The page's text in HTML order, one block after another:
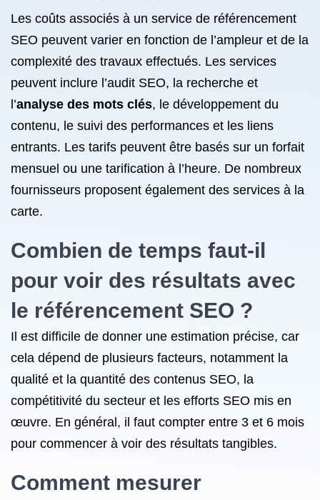
Les coûts associés à un service de référencement
SEO peuvent varier en fonction de l’ampleur et de la
complexité des travaux effectués. Les services
peuvent inclure l’audit SEO, la recherche et
l’analyse des mots clés, le développement du
contenu, le suivi des performances et les liens
entrants. Les tarifs peuvent être basés sur un forfait
mensuel ou une tarification à l’heure. De nombreux
fournisseurs proposent également des services à la
carte.
Combien de temps faut-il
pour voir des résultats avec
le référencement SEO ?
Il est difficile de donner une estimation précise, car
cela dépend de plusieurs facteurs, notamment la
qualité et la quantité des contenus SEO, la
compétitivité du secteur et les efforts SEO mis en
œuvre. En général, il faut compter entre 3 et 6 mois
pour commencer à voir des résultats tangibles.
Comment mesurer